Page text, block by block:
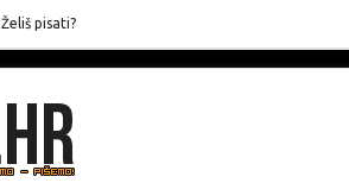
Želiš pisati?